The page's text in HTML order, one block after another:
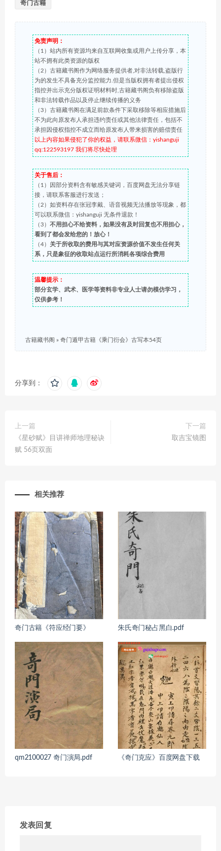
奇门古籍
免责声明：
（1）站内所有资源均来自互联网收集或用户上传分享，本
站不拥有此类资源的版权
（2）古籍藏书阁作为网络服务提供者,对非法转载,盗版行
为的发生不具备充分监控能力.但是当版权拥有者提出侵权
指控并出示充分版权证明材料时,古籍藏书阁负有移除盗版
和非法转载作品以及停止继续传播的义务
（3）古籍藏书阁在满足前款条件下采取移除等相应措施后
不为此向原发布人承担违约责任或其他法律责任，包括不
承担因侵权指控不成立而给原发布人带来损害的赔偿责任
以上内容如果侵犯了你的权益，请联系微信：yishanguji
qq:122593197 我们将尽快处理
关于售后：
（1）因部分资料含有敏感关键词，百度网盘无法分享链
接，请联系客服进行发送；
（2）如资料存在张冠李戴、语音视频无法播放等现象，都
可以联系微信：yishanguji 无条件退款！
（3） 不用担心不给资料，如果没有及时回复也不用担心，
看到了都会发给您的！放心！
（4） 关于所收取的费用与其对应资源价值不发生任何关
系，只是象征的收取站点运行所消耗各项综合费用
温馨提示：
部分玄学、武术、医学等资料非专业人士请勿模仿学习，
仅供参考！
古籍藏书阁 » 奇门遁甲古籍《乘门衍会》古写本54页
分享到：
上一篇
《星砂赋》目讲禅师地理秘诀
赋 56页双面
下一篇
取吉宝镜图
相关推荐
奇门古籍《符应经门要》 朱氏奇门秘占黑白.pdf
qm2100027 奇门演局.pdf 《奇门克应》百度网盘下载
发表回复